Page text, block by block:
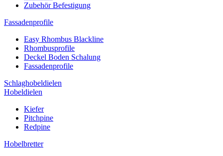
Zubehör Befestigung
Fassadenprofile
Easy Rhombus Blackline
Rhombusprofile
Deckel Boden Schalung
Fassadenprofile
Schlaghobeldielen
Hobeldielen
Kiefer
Pitchpine
Redpine
Hobelbretter